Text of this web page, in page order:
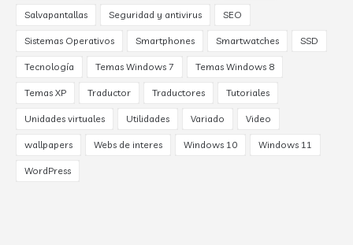
Salvapantallas Seguridad y antivirus SEO
Sistemas Operativos Smartphones Smartwatches SSD
Tecnología Temas Windows 7 Temas Windows 8
Temas XP Traductor Traductores Tutoriales
Unidades virtuales Utilidades Variado Video
wallpapers Webs de interes Windows 10 Windows 11
WordPress